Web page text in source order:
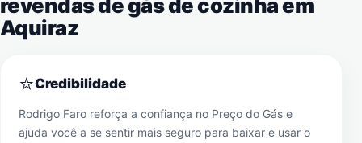
revendas de gás de cozinha em
Aquiraz
⭐Credibilidade
Rodrigo Faro reforça a confiança no Preço do Gás e
ajuda você a se sentir mais seguro para baixar e usar o